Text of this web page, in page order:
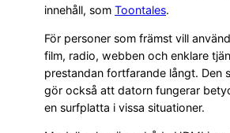
innehåll, som Toontales.
För personer som främst vill
film, radio, webben och enklare
prestandan fortfarande långt. Den
gör också att datorn fungerar
en surfplatta i vissa situationer.